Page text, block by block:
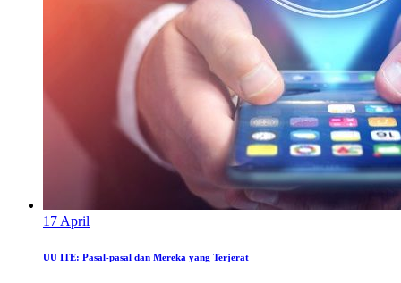
17 April
UU ITE: Pasal-pasal dan Mereka yang Terjerat